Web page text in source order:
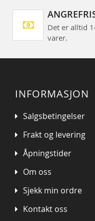
Det er alltid
varer.
INFORMASJON
Salgsbetingelser
Frakt og levering
Åpningstider
Om oss
Sjekk min ordre
Kontakt oss